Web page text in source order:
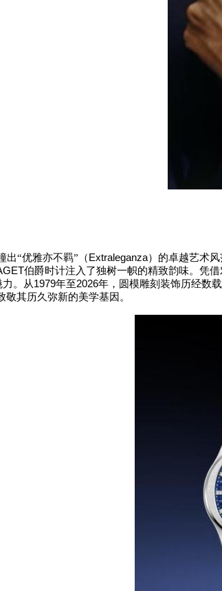
出“优雅亦不羁” （Extraleganza）的卓越艺术
伯爵时计注入了独树一帜的精致韵味。凭
。从1979年至2026年，圆模雕刻装饰历经数
敬其历久弥新的美学基因。